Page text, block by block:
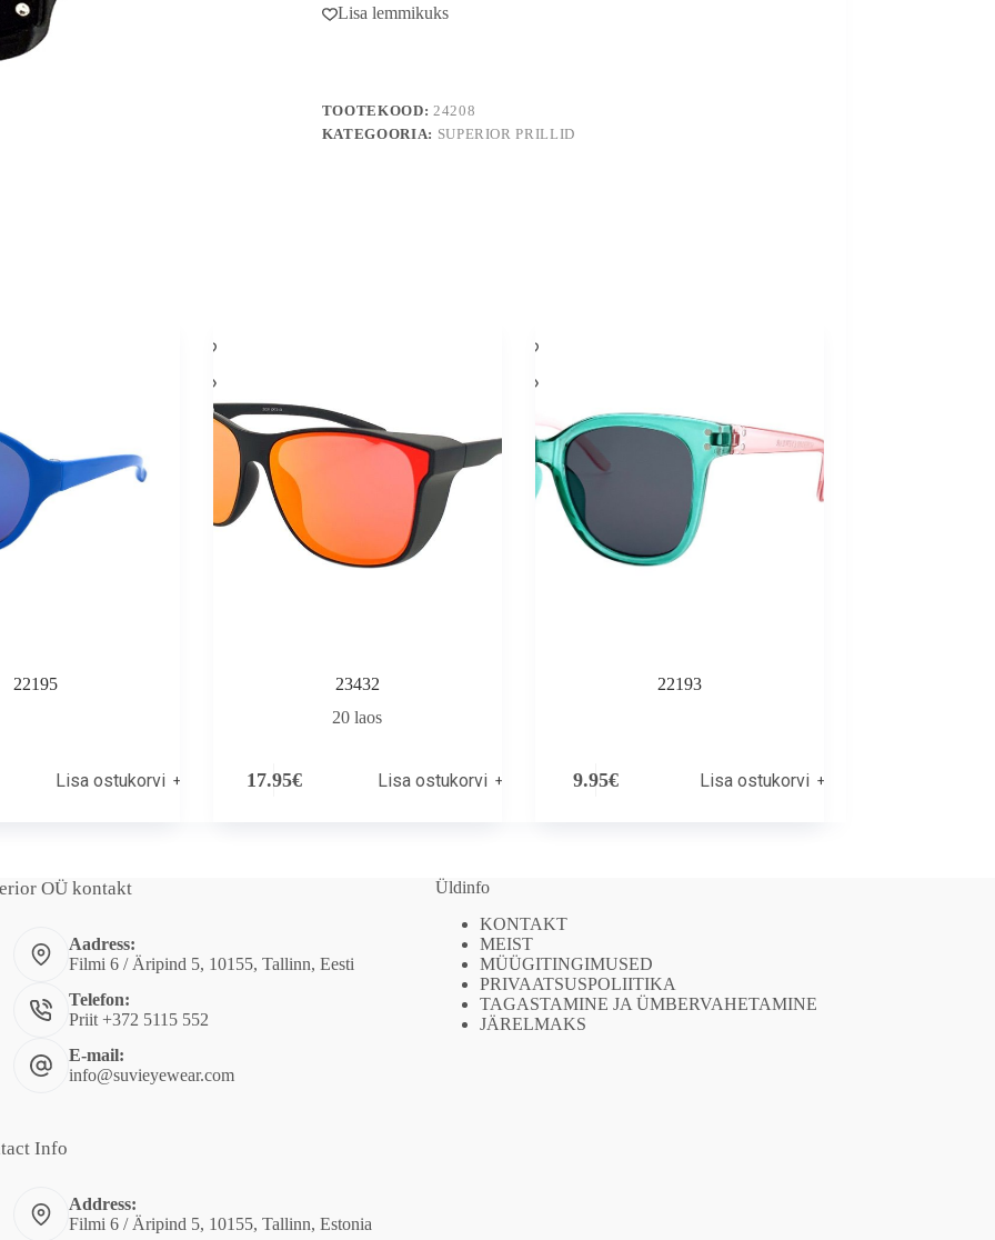
Lisa lemmikuks
TOOTEKOOD: 24208
KATEGOORIA: SUPERIOR PRILLID
22195
Lisa ostukorvi
23432
20 laos
17.95€ Lisa ostukorvi
22193
9.95€ Lisa ostukorvi
OÜ kontakt
Aadress:
Filmi 6 / Äripind 5, 10155, Tallinn, Eesti
Telefon:
Priit +372 5115 552
E-mail:
info@suvieyewear.com
Info
Address:
Filmi 6 / Äripind 5, 10155, Tallinn, Estonia
Üldinfo
KONTAKT
MEIST
MÜÜGITINGIMUSED
PRIVAATSUSPOLIITIKA
TAGASTAMINE JA ÜMBERVAHETAMINE
JÄRELMAKS